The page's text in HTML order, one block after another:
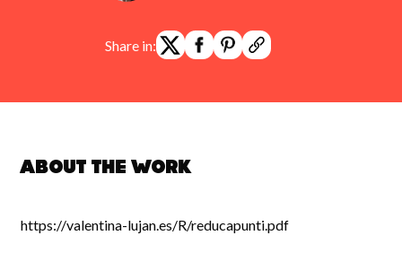
Share in:
About the work
https://valentina-lujan.es/R/reducapunti.pdf